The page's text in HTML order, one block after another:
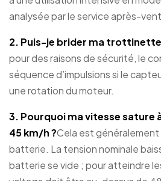
analysée par le service après-
2. Puis-je brider ma trottinette
pour des raisons de sécurité, le
séquence d’impulsions si le
une rotation du moteur.
3. Pourquoi ma vitesse sature
45 km/h ?Cela est généralement
batterie. La tension nominale
batterie se vide ; pour atteindre